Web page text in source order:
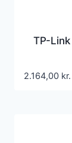
TP-
2.164,00 kr.